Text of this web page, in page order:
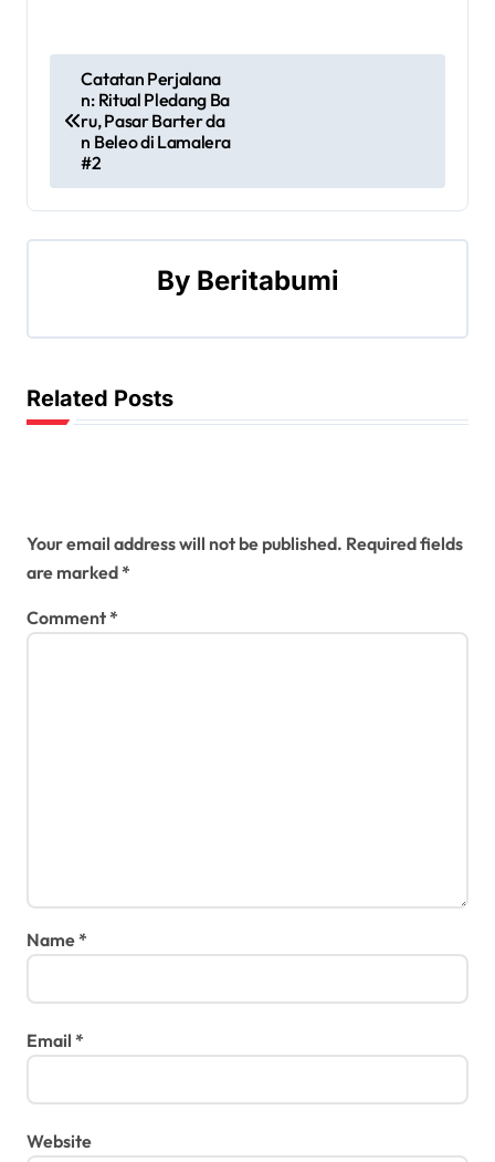
o
t
v
i
g
t
i
o
Catatan Perjalana
n: Ritual Pledang Ba
ru, Pasar Barter da
n Beleo di Lamalera
#2
By Beritabumi
Related Posts
Your email address will not be published. Required fields
are marked*
Comment*
Name*
Email *
Website